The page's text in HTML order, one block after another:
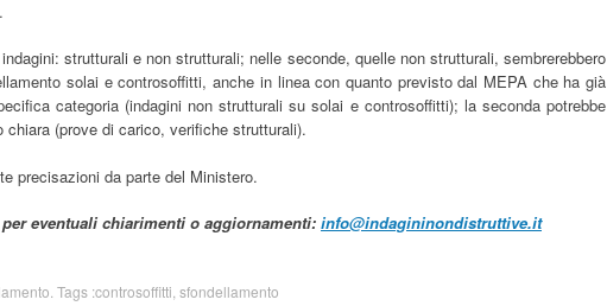
strutturali e non strutturali; nelle seconde, quelle non strutturali, sembrerebbero
solai e controsoffitti, anche in linea con quanto previsto dal MEPA che ha già
categoria (indagini non strutturali su solai e controsoffitti); la seconda potrebbe
chiara (prove di carico, verifiche strutturali).
precisazioni da parte del Ministero.
eventuali chiarimenti o aggiornamenti: info@indagininondistruttive.it
. Tags :controsoffitti sfondellamento